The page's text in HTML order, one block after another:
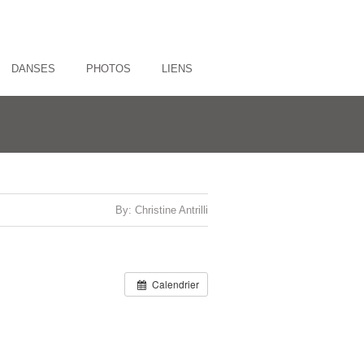
DANSES PHOTOS LIENS
By: Christine Antrilli
Calendrier